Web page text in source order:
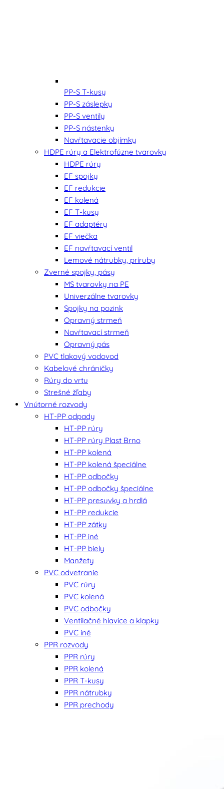
PP-S T-kusy
PP-S záslepky
PP-S ventily
PP-S nástenky
Navŕtavacie objímky
HDPE rúry a Elektrofúzne tvarovky
HDPE rúry
EF spojky
EF redukcie
EF kolená
EF T-kusy
EF adaptéry
EF viečka
EF navŕtavací ventil
Lemové nátrubky, príruby
Zverné spojky, pásy
MS tvarovky na PE
Univerzálne tvarovky
Spojky na pozink
Opravný strmeň
Navŕtavací strmeň
Opravný pás
PVC tlakový vodovod
Kabelové chráničky
Rúry do vrtu
Strešné žľaby
Vnútorné rozvody
HT-PP odpady
HT-PP rúry
HT-PP rúry Plast Brno
HT-PP kolená
HT-PP kolená špeciálne
HT-PP odbočky
HT-PP odbočky špeciálne
HT-PP presuvky a hrdlá
HT-PP redukcie
HT-PP zátky
HT-PP iné
HT-PP biely
Manžety
PVC odvetranie
PVC rúry
PVC kolená
PVC odbočky
Ventilačné hlavice a klapky
PVC iné
PPR rozvody
PPR rúry
PPR kolená
PPR T-kusy
PPR nátrubky
PPR prechody